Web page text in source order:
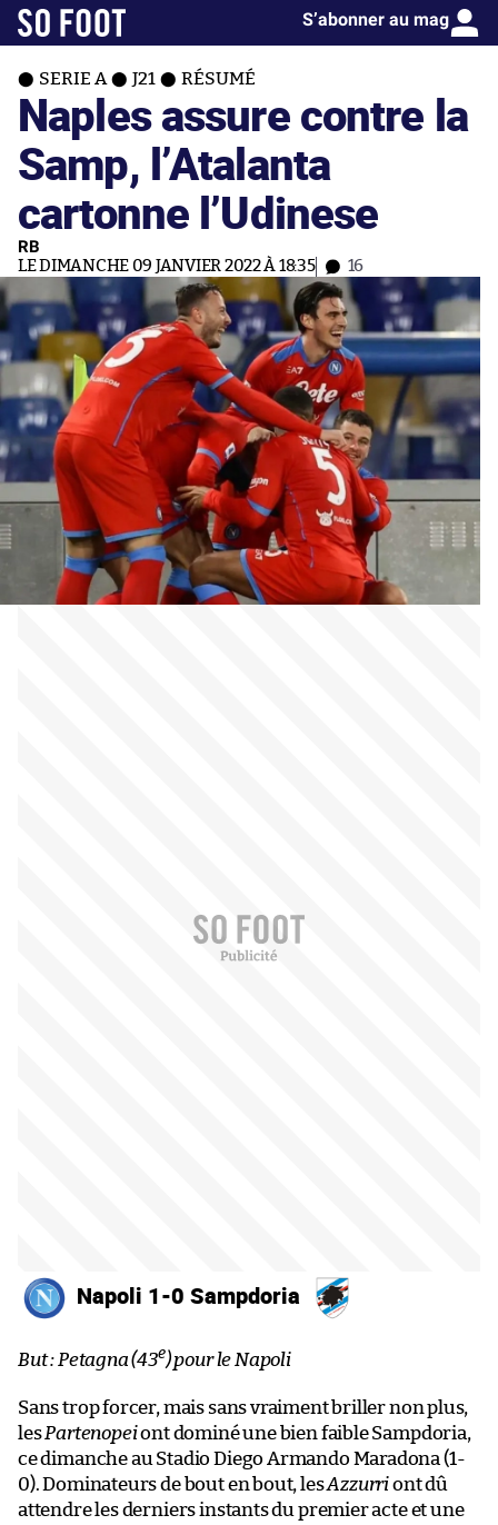
S’abonner au mag
SERIE A J21 RÉSUMÉ
Naples assure contre la
Samp, l’Atalanta
cartonne l’Udinese
RB
LE DIMANCHE 09 JANVIER 2022 À 18:35 16
Napoli 1-0 Sampdoria
But : Petagna (43e) pour le Napoli
Sans trop forcer, mais sans vraiment briller non plus,
lesPartenopeiont dominé une bien faible Sampdoria,
ce dimanche au Stadio Diego Armando Maradona (1-
0). Dominateurs de bout en bout, lesAzzurri ont dû
attendre les derniers instants du premier acte et une